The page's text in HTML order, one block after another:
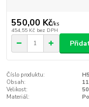
550,00 Kč/ks
454,55 Kč bez DPH
Číslo produktu:
Obsah:
Velikost:
Materiál: